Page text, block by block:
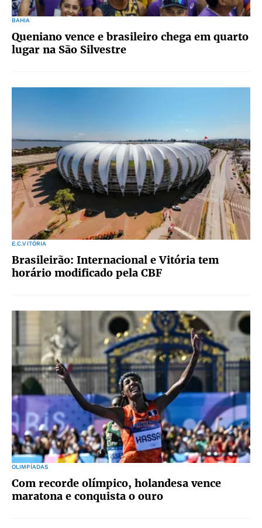
BAHIA
Queniano vence e brasileiro chega em quarto
lugar na São Silvestre
E.C.VITÓRIA
Brasileirão: Internacional e Vitória tem
horário modificado pela CBF
OLIMPÍADAS
Com recorde olímpico, holandesa vence
maratona e conquista o ouro